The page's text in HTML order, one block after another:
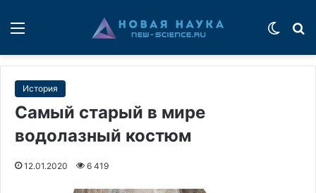
История
Самый старый в мире
водолазный костюм
12.01.2020 6 419